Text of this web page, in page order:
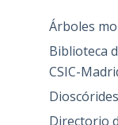
Árboles
Biblioteca
CSIC-
Directorio